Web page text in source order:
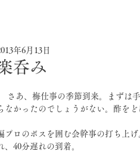
呑み
年6月13日
なかったのでしょうがない。酢を
プロのボスを囲む会幹事の打ち上
、40分遅れの到着。